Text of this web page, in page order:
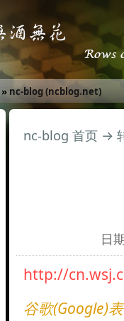
» nc-blog (ncblog.net)
nc-blog 首页 →
日
http://
谷歌(Google)